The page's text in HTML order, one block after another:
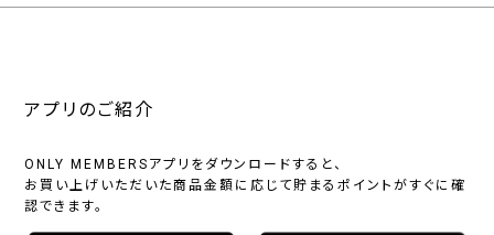
アプリのご紹介
ONLY MEMBERSアプリをダウンロードすると、
お買い上げいただいた商品金額に応じて貯まるポイントがすぐに確
認できます。